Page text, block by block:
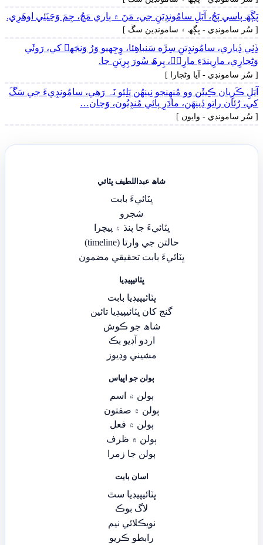
پَڳَھَ پاسي پَچُ، آيَلِ سامُونڊِيَنِ جي، مَنَ ۾ ٻاري مَچُ، جِمَ وَڃَنَئِي اوھَرِي.
[ سُر سامونڊي - پڳھ ۽ سامونڊين سڱ ]
ڏِٺِي ڏِياري، سامُونڊِيَنِ سِڙَه سَنباھِئا، وِجِهيو وَرُ وَنجَهہ کي، رَوئَي
وَڻِجارِي، مارِيندَءِ مارِيۡ، پِرھَ سُورَ پِرِيَنِ جا.
[ سُر سامونڊي - آيا وڻجارا ]
آيَلِ ڪَرِيان ڪِيئَن وو مُنھِنجو نِينھُن پَلِئو نَہ رَھي، سامُونڊِيءَ جي سَڱَ
کي، رُئان راتو ڏِينھَن، مادَرِ پائي مُنڊِيُون، وَڃان…
[ سُر سامونڊي - وايون ]
شاھ عبداللطيف ڀٽائي
ڀٽائيءَ بابت
شجرو
ڀٽائيءَ جا پنڌ ۽ پيچرا
حالتن جي وارتا (timeline)
ڀٽائيءَ بابت تحقيقي مضمون
ڀٽائيپيڊيا
ڀٽائيپيڊيا بابت
گنج کان ڀٽائيپيڊيا تائين
شاھ جو ڪوش
اردو آڊيو بڪ
مشيني وڊيوز
ٻولن جو اڀياس
ٻولن ۾ اسم
ٻولن ۾ صفتون
ٻولن ۾ فعل
ٻولن ۾ ظرف
ٻولن جا زمرا
اسان بابت
ڀٽائيپيڊيا سٿ
لاگ بوڪ
نويڪلائي نيم
رابطو ڪريو